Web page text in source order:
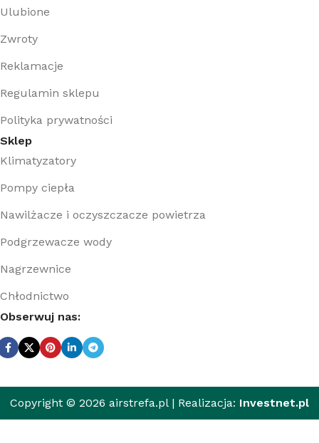
Ulubione
Zwroty
Reklamacje
Regulamin sklepu
Polityka prywatności
Sklep
Klimatyzatory
Pompy ciepła
Nawilżacze i oczyszczacze powietrza
Podgrzewacze wody
Nagrzewnice
Chłodnictwo
Obserwuj nas:
Copyright © 2026 airstrefa.pl | Realizacja: Investnet.pl
850,00 zł
3